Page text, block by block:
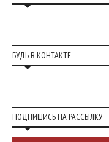
БУДЬ В КОНТАКТЕ
ПОДПИШИСЬ НА РАССЫЛКУ